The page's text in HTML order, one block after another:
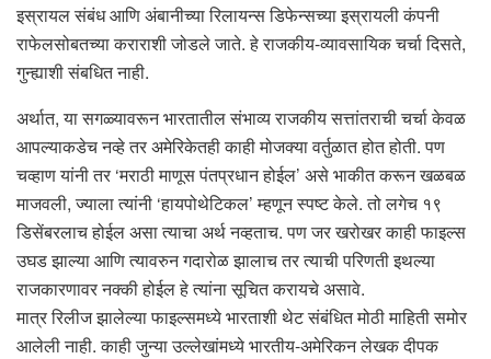
इस्रायल संबंध आणि अंबानीच्या रिलायन्स डिफेन्सच्या इस्रायली कंपनी
राफेलसोबतच्या कराराशी जोडले जाते. हे राजकीय-व्यावसायिक चर्चा दिसते,
गुन्ह्याशी संबधित नाही.
अर्थात, या सगळ्यावरून भारतातील संभाव्य राजकीय सत्तांतराची चर्चा केवळ
आपल्याकडेच नव्हे तर अमेरिकेतही काही मोजक्या वर्तुळात होत होती. पण
चव्हाण यांनी तर ‘मराठी माणूस पंतप्रधान होईल’ असे भाकीत करून खळबळ
माजवली, ज्याला त्यांनी ‘हायपोथेटिकल’ म्हणून स्पष्ट केले. तो लगेच १९
डिसेंबरलाच होईल असा त्याचा अर्थ नव्हताच. पण जर खरोखर काही फाइल्स
उघड झाल्या आणि त्यावरुन गदारोळ झालाच तर त्याची परिणती इथल्या
राजकारणावर नक्की होईल हे त्यांना सूचित करायचे असावे.
मात्र रिलीज झालेल्या फाइल्समध्ये भारताशी थेट संबंधित मोठी माहिती समोर
आलेली नाही. काही जुन्या उल्लेखांमध्ये भारतीय-अमेरिकन लेखक दीपक